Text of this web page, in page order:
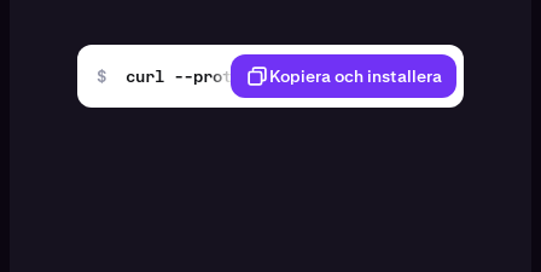
$ curl --proto '=https' --tlsv1.2 -LsSf
Kopiera och installera